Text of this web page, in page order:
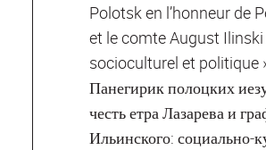
Polotsk en l’honneur de
et le comte August
socioculturel et politique
Панегирик полоцких
честь етра Лазарева и
Ильинского: